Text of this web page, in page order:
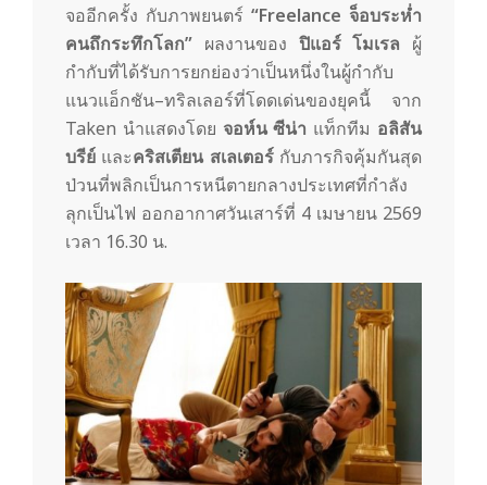
จออีกครั้ง กับภาพยนตร์ “Freelance จ็อบระห่ำ
คนถึกระทึกโลก” ผลงานของ ปิแอร์ โมเรล ผู้
กำกับที่ได้รับการยกย่องว่าเป็นหนึ่งในผู้กำกับ
แนวแอ็กชัน–ทริลเลอร์ที่โดดเด่นของยุคนี้ จาก
Taken นำแสดงโดย จอห์น ซีน่า แท็กทีม อลิสัน
บรีย์ และคริสเตียน สเลเตอร์ กับภารกิจคุ้มกันสุด
ป่วนที่พลิกเป็นการหนีตายกลางประเทศที่กำลัง
ลุกเป็นไฟ ออกอากาศวันเสาร์ที่ 4 เมษายน 2569
เวลา 16.30 น.